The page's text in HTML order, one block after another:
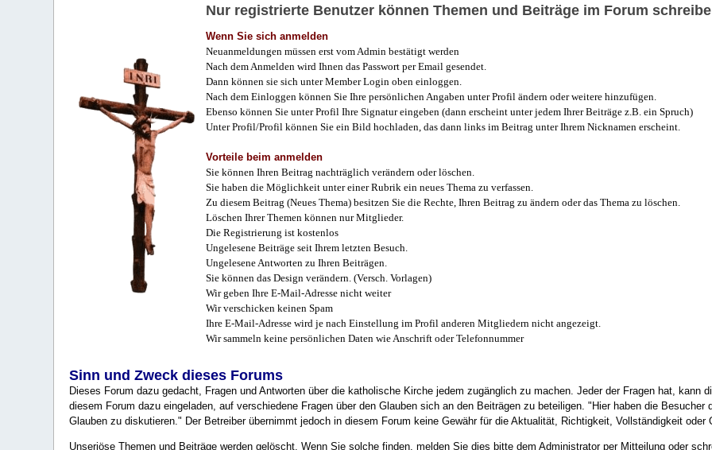
Nur registrierte Benutzer können Themen und Beiträge im Forum
Wenn Sie sich anmelden
Neuanmeldungen müssen erst vom Admin bestätigt werden
Nach dem Anmelden wird Ihnen das Passwort per Email gesendet.
Dann können sie sich unter Member Login oben einloggen.
Nach dem Einloggen können Sie Ihre persönlichen Angaben unter Profil ändern oder weitere hinzufügen.
Ebenso können Sie unter Profil Ihre Signatur eingeben (dann erscheint unter jedem Ihrer Beiträge z.B. ein Spruch)
Unter Profil/Profil können Sie ein Bild hochladen, das dann links im Beitrag unter Ihrem Nicknamen erscheint.
Vorteile beim anmelden
Sie können Ihren Beitrag nachträglich verändern oder löschen.
Sie haben die Möglichkeit unter einer Rubrik ein neues Thema zu verfassen.
Zu diesem Beitrag (Neues Thema) besitzen Sie die Rechte, Ihren Beitrag zu ändern oder das Thema zu löschen.
Löschen Ihrer Themen können nur Mitglieder.
Die Registrierung ist kostenlos
Ungelesene Beiträge seit Ihrem letzten Besuch.
Ungelesene Antworten zu Ihren Beiträgen.
Sie können das Design verändern. (Versch. Vorlagen)
Wir geben Ihre E-Mail-Adresse nicht weiter
Wir verschicken keinen Spam
Ihre E-Mail-Adresse wird je nach Einstellung im Profil anderen Mitgliedern nicht angezeigt.
Wir sammeln keine persönlichen Daten wie Anschrift oder Telefonnummer
Sinn und Zweck dieses Forums
Dieses Forum dazu gedacht, Fragen und Antworten über die katholische Kirche jedem zugänglich zu machen. Jeder der Fragen hat, kann
diesem Forum dazu eingeladen, auf verschiedene Fragen über den Glauben sich an den Beiträgen zu beteiligen. "Hier haben die
Glauben zu diskutieren." Der Betreiber übernimmt jedoch in diesem Forum keine Gewähr für die Aktualität, Richtigkeit, Vollständigkeit
Unseriöse Themen und Beiträge werden gelöscht. Wenn Sie solche finden, melden Sie dies bitte dem Administrator per Mitteilung oder